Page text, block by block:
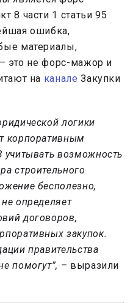
8 части 1 статьи 95
ошибка,
материалы,
это не форс-мажор и
на канале Закупки
логики
корпоративным
возможность
строительного
бесполезно,
определяет
договоров,
закупок.
правительства
помогут”, – выразили